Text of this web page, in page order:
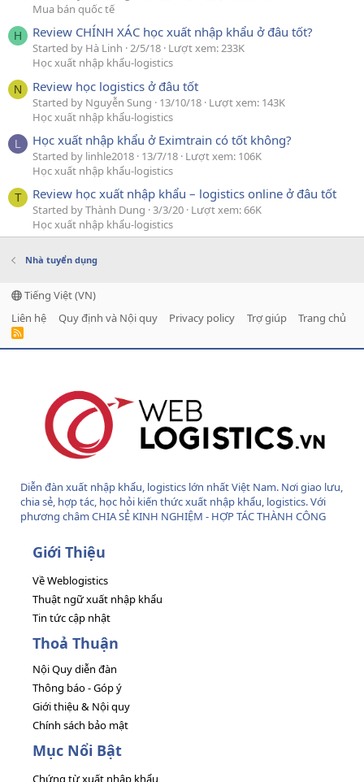
Mua bán quốc tế
H Review CHÍNH XÁC học xuất nhập khẩu ở đâu tốt?
Started by Hà Linh 2/5/18 Lượt xem: 233K
Học xuất nhập khẩu-logistics
N Review học logistics ở đâu tốt
Started by Nguyễn Sung 13/10/18 Lượt xem: 143K
Học xuất nhập khẩu-logistics
L Học xuất nhập khẩu ở Eximtrain có tốt không?
Started by linhle2018 13/7/18 Lượt xem: 106K
Học xuất nhập khẩu-logistics
T Review học xuất nhập khẩu – logistics online ở đâu tốt
Started by Thành Dung 3/3/20 Lượt xem: 66K
Học xuất nhập khẩu-logistics
Nhà tuyển dụng
Tiếng Việt (VN)
Liên hệ
Quy định và Nội quy Privacy policy Trợ giúp Trang chủ
R
Diễn đàn xuất nhập khẩu, logistics lớn nhất Việt Nam. Nơi giao lưu,
chia sẻ, hợp tác, học hỏi kiến thức xuất nhập khẩu, logistics. Với
phương châm CHIA SẺ KINH NGHIỆM - HỢP TÁC THÀNH CÔNG
Giới Thiệu
Về Weblogistics
Thuật ngữ xuất nhập khẩu
Tin tức cập nhật
Thoả Thuận
Nội Quy diễn đàn
Thông báo - Góp ý
Giới thiệu & Nội quy
Chính sách bảo mật
Mục Nổi Bật
Chứng từ xuất nhập khẩu